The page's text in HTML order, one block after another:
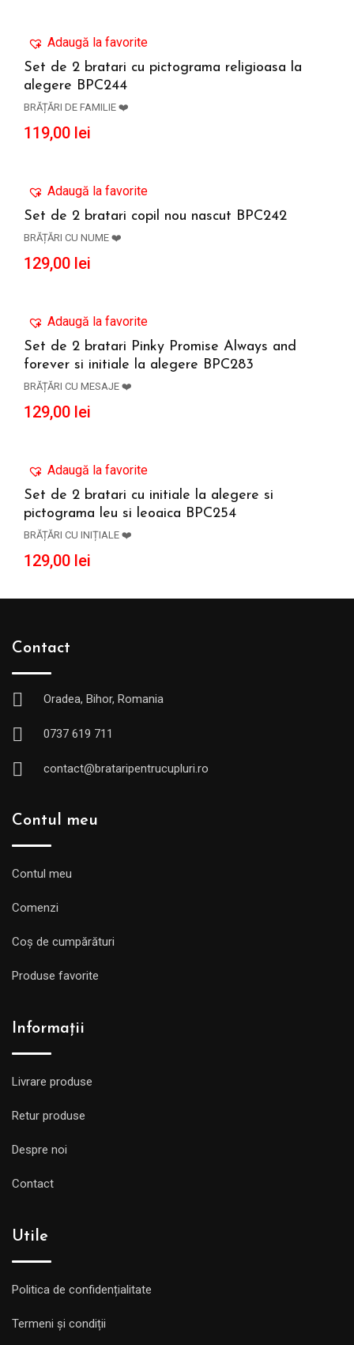
Adaugă la favorite
Set de 2 bratari cu pictograma religioasa la
alegere BPC244
BRĂȚĂRI DE FAMILIE ❤️
119,00 lei
Adaugă la favorite
Set de 2 bratari copil nou nascut BPC242
BRĂȚĂRI CU NUME ❤️
129,00 lei
Adaugă la favorite
Set de 2 bratari Pinky Promise Always and
forever si initiale la alegere BPC283
BRĂȚĂRI CU MESAJE ❤️
129,00 lei
Adaugă la favorite
Set de 2 bratari cu initiale la alegere si
pictograma leu si leoaica BPC254
BRĂȚĂRI CU INIȚIALE ❤️
129,00 lei
Contact
Oradea, Bihor, Romania
0737 619 711
contact@brataripentrucupluri.ro
Contul meu
Contul meu
Comenzi
Coș de cumpărături
Produse favorite
Informații
Livrare produse
Retur produse
Despre noi
Contact
Utile
Politica de confidențialitate
Termeni și condiții